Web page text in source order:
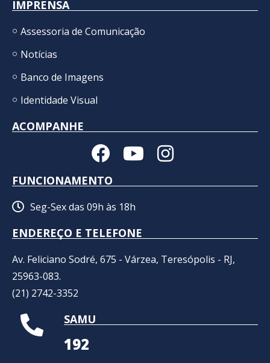
IMPRENSA
Assessoria de Comunicação
Notícias
Banco de Imagens
Identidade Visual
ACOMPANHE
FUNCIONAMENTO
Seg-Sex das 09h às 18h
ENDEREÇO E TELEFONE
Av. Feliciano Sodré, 675 - Várzea, Teresópolis - RJ,
25963-083.
(21) 2742-3352​
SAMU
192